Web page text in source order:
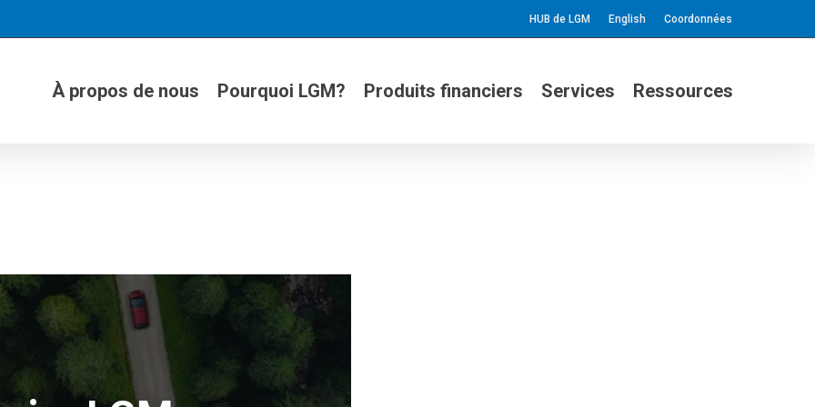
HUB de LGM English Coordonnées
À propos de nous Pourquoi LGM? Produits financiers Services Ressources